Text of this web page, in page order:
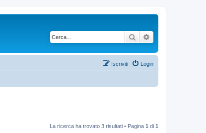
Cerca
Login
Iscriviti
La ricerca ha trovato 3 risultati • Pagina 1 di 1